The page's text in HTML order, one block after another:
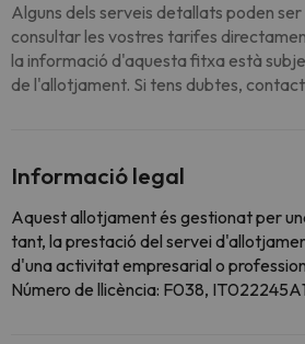
Alguns dels serveis detallats poden
consultar les vostres tarifes
la informació d'aquesta fitxa està
de l'allotjament. Si tens dubtes,
Informació legal
Aquest allotjament és gestionat per
tant, la prestació del servei
d'una activitat empresarial o
Número de llicència: F038,